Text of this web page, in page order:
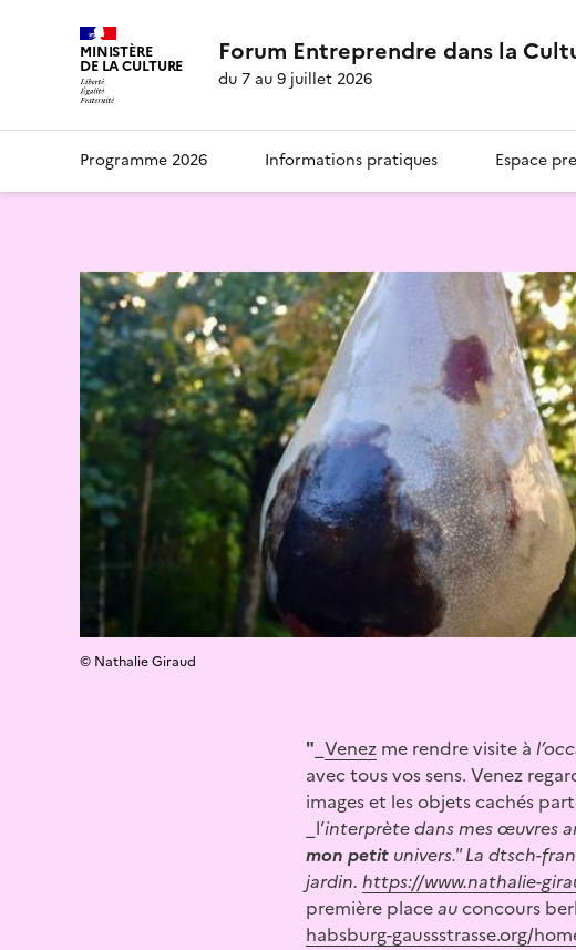
MINISTÈRE
DE LA CULTURE Forum Entreprendre dans la
du 7 au 9 juillet 2026
Programme 2026 Informations pratiques Espace
© Nathalie Giraud
" Venez me rendre visite à l’
avec tous vos sens. Venez
images et les objets cachés
_l’interprète dans mes œuvres
mon petit univers."La dtsch-
jardin. https://www.nathalie-
première placeauconcours
habsburg-gaussstrasse.org/